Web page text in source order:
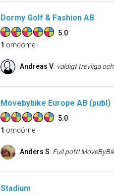
Dormy Golf & Fashion AB
5.0
1 omdöme
Andreas V: väldigt trevliga
Movebybike Europe AB (publ)
5.0
1 omdöme
Anders S: Full pott! MoveByBike var så proffsiga och vi vill mer än
Stadium